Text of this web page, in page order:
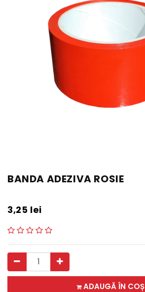
BANDA ADEZIVA ROSIE
3,25 lei
ADAUGĂ ÎN COȘ